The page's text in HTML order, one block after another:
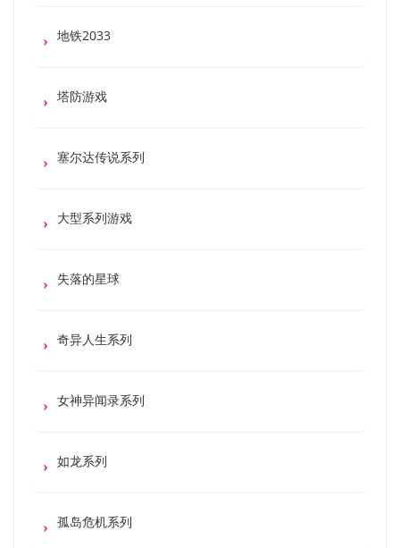
地铁2033
塔防游戏
塞尔达传说系列
大型系列游戏
失落的星球
奇异人生系列
女神异闻录系列
如龙系列
孤岛危机系列